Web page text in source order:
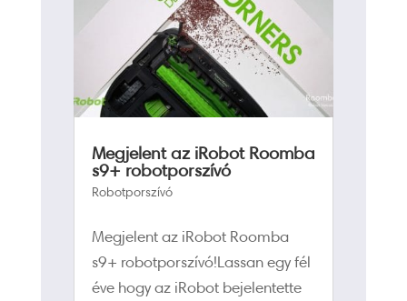
Megjelent az iRobot Roomba
s9+ robotporszívó
Robotporszívó
Megjelent az iRobot Roomba
s9+ robotporszívó!Lassan egy fél
éve hogy az iRobot bejelentette